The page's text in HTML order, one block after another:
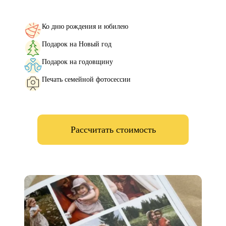
Ко дню рождения и юбилею
Подарок на Новый год
Подарок на годовщину
Печать семейной фотосессии
Рассчитать стоимость